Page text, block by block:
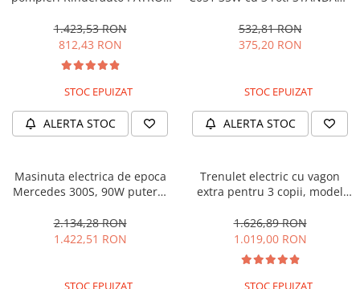
1.423,53 RON
812,43 RON
STOC EPUIZAT
ALERTA STOC
532,81 RON
375,20 RON
STOC EPUIZAT
ALERTA STOC
Masinuta electrica de epoca
Mercedes 300S, 90W putere,
2.134,28 RON
1.422,51 RON
STOC EPUIZAT
Trenulet electric cu vagon
extra pentru 3 copii, model
music player, albastru
1.626,89 RON
1.019,00 RON
STOC EPUIZAT